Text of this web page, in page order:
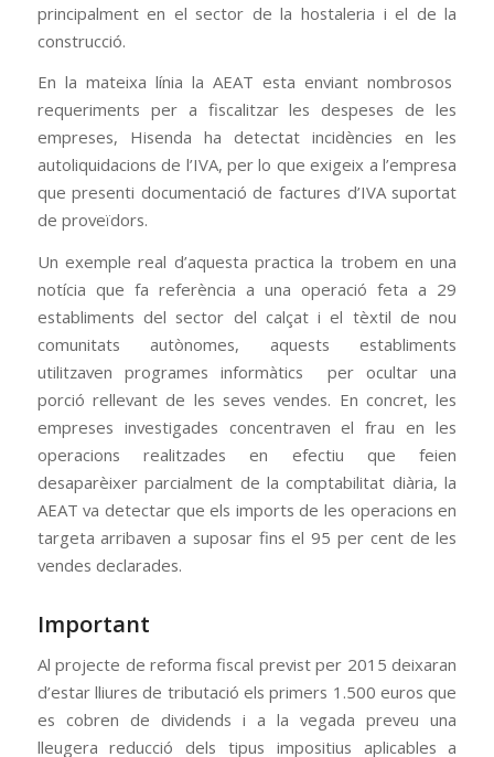
principalment en el sector de la hostaleria i el de la
construcció.
En la mateixa línia la AEAT esta enviant nombrosos
requeriments per a fiscalitzar les despeses de les
empreses, Hisenda ha detectat incidències en les
autoliquidacions de l’IVA, per lo que exigeix a l’empresa
que presenti documentació de factures d’IVA suportat
de proveïdors.
Un exemple real d’aquesta practica la trobem en una
notícia que fa referència a una operació feta a 29
establiments del sector del calçat i el tèxtil de nou
comunitats autònomes, aquests establiments
utilitzaven programes informàtics per ocultar una
porció rellevant de les seves vendes. En concret, les
empreses investigades concentraven el frau en les
operacions realitzades en efectiu que feien
desaparèixer parcialment de la comptabilitat diària, la
AEAT va detectar que els imports de les operacions en
targeta arribaven a suposar fins el 95 per cent de les
vendes declarades.
Important
Al projecte de reforma fiscal previst per 2015 deixaran
d’estar lliures de tributació els primers 1.500 euros que
es cobren de dividends i a la vegada preveu una
lleugera reducció dels tipus impositius aplicables a